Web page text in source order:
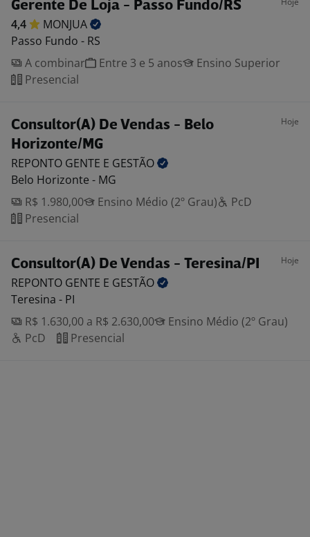
Gerente De Loja - Passo Fundo/RS
4,4
MONJUA
Passo Fundo - RS
A combinar
Entre 3 e 5 anos
Ensino Superior
Presencial
Consultor(A) De Vendas - Belo
Horizonte/MG
Hoje
REPONTO GENTE E GESTÃO
Belo Horizonte - MG
R$ 1.980,00
Ensino Médio (2º Grau)
PcD
Presencial
Consultor(A) De Vendas - Teresina/PI Hoje
REPONTO GENTE E GESTÃO
Teresina - PI
R$ 1.630,00 a R$ 2.630,00
Ensino Médio (2º Grau)
PcD
Presencial